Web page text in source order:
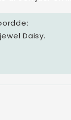
Daisy.